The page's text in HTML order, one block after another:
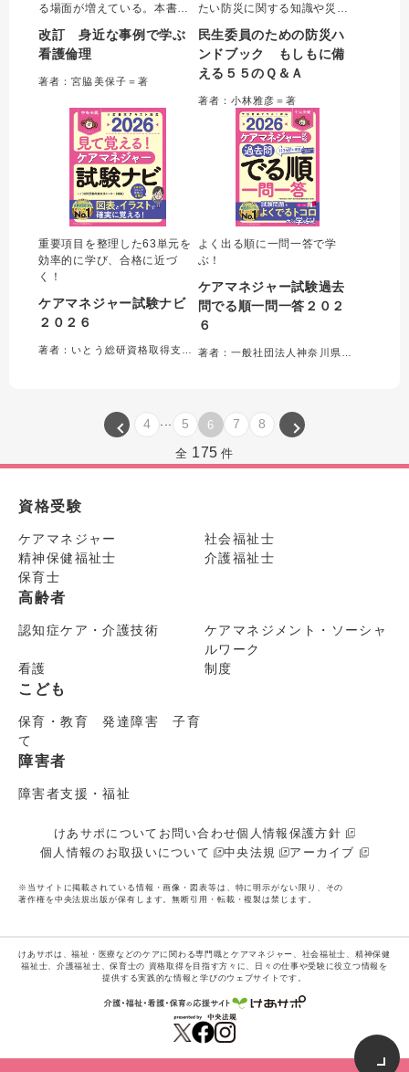
る場面が増えている。本書は
のか」と思い悩む看護師や看
護学生に倫理的な考え方・行
動を教えてくれる一冊。 患者
の高齢化や医療技術の進歩に
伴う法的・倫理的変化に対応
した改訂版。
改訂 身近な事例で学ぶ
看護倫理
著者：宮脇美保子＝著
たい防災に関する知識や災害
いをもとに解説する。防災や
災害時の取り組み、災害時に
特に配慮を必要とする人への
し、もしもに備える一冊。
民生委員のための防災ハ
ンドブック もしもに備
える５５のＱ＆Ａ
著者：小林雅彦＝著
重要項目を整理した63単元を
効率的に学び、合格に近づ
く！
ケアマネジャー試験ナビ
２０２６
よく出る順に一問一答で学
ぶ！
ケアマネジャー試験過去
問でる順一問一答２０２
６
4 5 6 7 8
全 175 件
資格受験
ケアマネジャー
社会福祉士
精神保健福祉士
介護福祉士
保育士
高齢者
認知症ケア・介護技術
ケアマネジメント・ソーシャ
ルワーク
看護
制度
こども
保育・教育 発達障害 子育
て
障害者
障害者支援・福祉
けあサポについて お問い合わせ個人情報保護方針
個人情報のお取扱いについて
中央法規 アーカイブ
※当サイトに掲載されている情報・画像・図表等は、特に明示がない限り、その
著作権を中央法規出版が保有します。無断引用・転載・複製は禁じます。
けあサポは、福祉・医療などのケアに関わる専門職とケアマネジャー、社会福祉士、精神保健
福祉士、介護福祉士、保育士の 資格取得を目指す方々に、日々の仕事や受験に役立つ情報を
提供する実践的な情報と学びのウェブサイトです。